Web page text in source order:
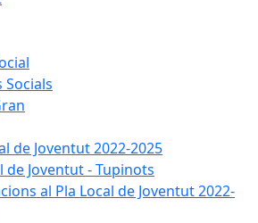
Socials
de Joventut 2022-2025
de Joventut - Tupinots
al Pla Local de Joventut 2022-